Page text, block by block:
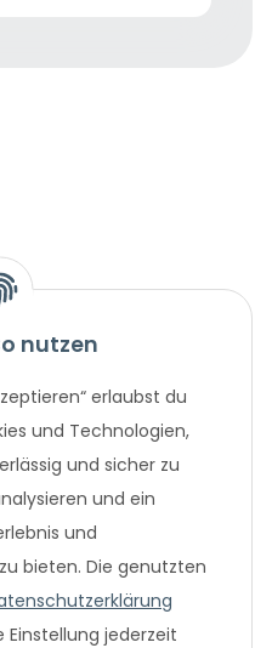
nutzen
erlaubst du
und Technologien,
und sicher zu
und ein
und
bieten. Die genutzten
jederzeit